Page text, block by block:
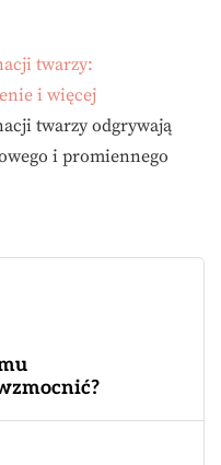
twarzy:
i więcej
twarzy odgrywają
i promiennego